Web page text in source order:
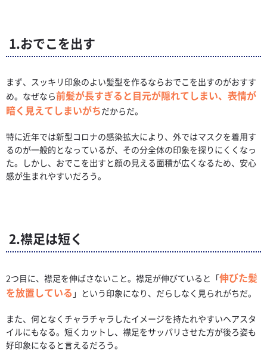
1.おでこを出す
まず、スッキリ印象のよい髪型を作るならおでこを出すのがおすす
め。なぜなら前髪が長すぎると目元が隠れてしまい、表情が
暗く見えてしまいがちだからだ。
特に近年では新型コロナの感染拡大により、外ではマスクを着用す
るのが一般的となっているが、その分全体の印象を探りにくくなっ
た。しかし、おでこを出すと顔の見える面積が広くなるため、安心
感が生まれやすいだろう。
2.襟足は短く
2つ目に、襟足を伸ばさないこと。襟足が伸びていると「伸びた髪
を放置している 」という印象になり、だらしなく見られがちだ。
また、何となくチャラチャラしたイメージを持たれやすいヘアスタ
イルにもなる。短くカットし、襟足をサッパリさせた方が後ろ姿も
好印象になると言えるだろう。